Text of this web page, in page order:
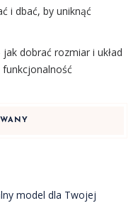
i dbać, by uniknąć
dobrać rozmiar i układ
model dla Twojej